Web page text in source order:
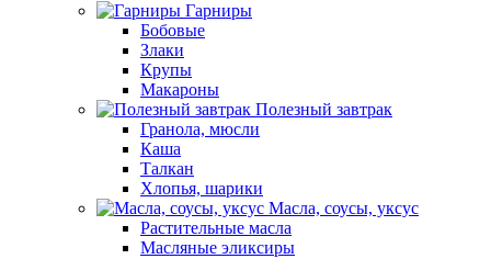
Гарниры
Бобовые
Злаки
Крупы
Макароны
Полезный завтрак
Гранола, мюсли
Каша
Талкан
Хлопья, шарики
Масла, соусы, уксус
Растительные масла
Масляные эликсиры